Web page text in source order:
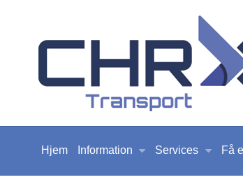
Hjem Information Services Få